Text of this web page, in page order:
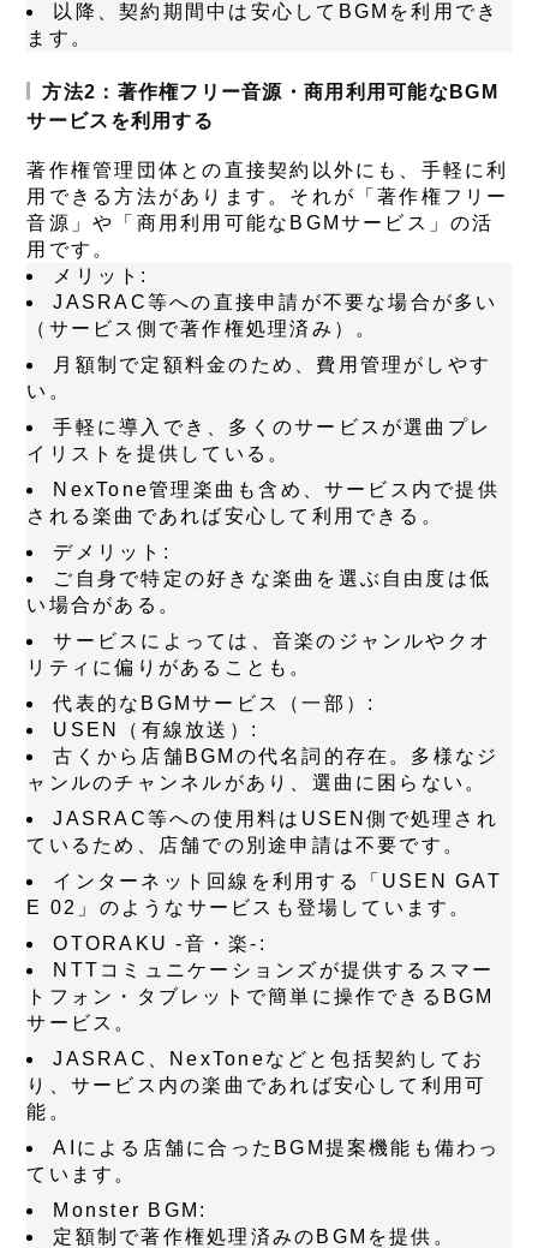
以降、契約期間中は安心してBGMを利用でき
ます。
方法2：著作権フリー音源・商用利用可能なBGM
サービスを利用する
著作権管理団体との直接契約以外にも、手軽に利
用できる方法があります。それが「著作権フリー
音源」や「商用利用可能なBGMサービス」の活
用です。
メリット :
JASRAC等への直接申請が不要な場合が多い
（サービス側で著作権処理済み）。
月額制で定額料金のため、費用管理がしやす
い。
手軽に導入でき、多くのサービスが選曲プレ
イリストを提供している。
NexTone管理楽曲も含め、サービス内で提供
される楽曲であれば安心して利用できる。
デメリット :
ご自身で特定の好きな楽曲を選ぶ自由度は低
い場合がある。
サービスによっては、音楽のジャンルやクオ
リティに偏りがあることも。
代表的なBGMサービス（一部） :
USEN（有線放送） :
古くから店舗BGMの代名詞的存在。多様なジ
ャンルのチャンネルがあり、選曲に困らない。
JASRAC等への使用料はUSEN側で処理され
ているため、店舗での別途申請は不要です。
インターネット回線を利用する「USEN GAT
E 02」のようなサービスも登場しています。
OTORAKU -音・楽- :
NTTコミュニケーションズが提供するスマー
トフォン・タブレットで簡単に操作できるBGM
サービス。
JASRAC、NexToneなどと包括契約してお
り、サービス内の楽曲であれば安心して利用可
能。
AIによる店舗に合ったBGM提案機能も備わっ
ています。
Monster BGM :
定額制で著作権処理済みのBGMを提供。